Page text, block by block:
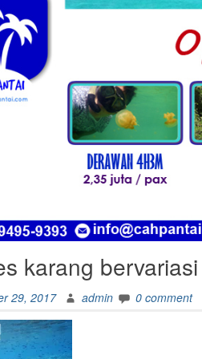
karang
29, 2017 admin 0 comment